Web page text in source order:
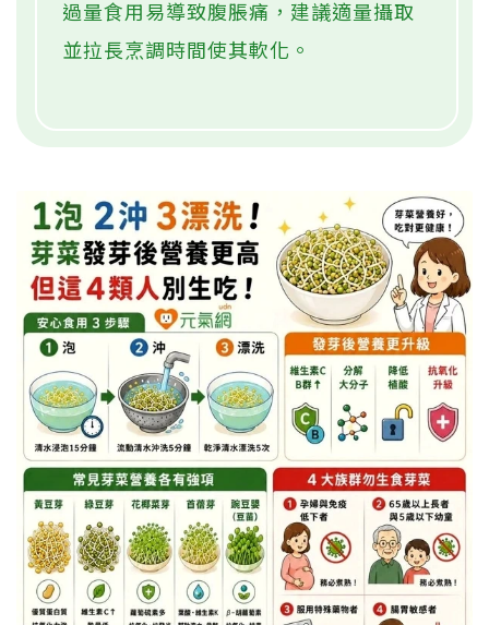
官移植患者，因抵抗力較弱，絕對禁止
生食芽菜，須徹底煮熟才可食用。
2.65歲以上長者與5歲以下幼童：消化與
免疫系統較弱或未發育完全，務必採取
高溫熟食以防感染。
3.服用特殊藥物者：服用抗凝血劑（如
Warfarin）患者需注意，苜蓿芽富含維
生素K，會與藥物產生拮抗效應降低療
效，食用前務必諮詢醫師。
4.腸胃敏感者：芽菜富含膳食纖維與植